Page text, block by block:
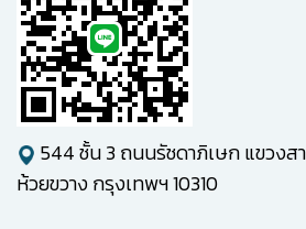
544 ชั้น 3 ถนนรัชดาภิเษก แขวงส
ห้วยขวาง กรุงเทพฯ 10310